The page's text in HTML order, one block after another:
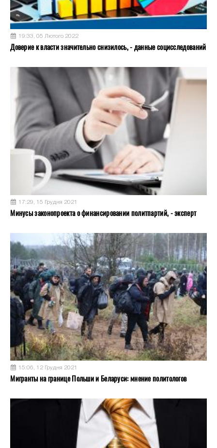
19:33, 05 Лютого 2022
Доверие к власти значительно снизилось, - данные социсследований
17:29, 15 Грудня 2021
Минусы законопроекта о финансировании политпартий, - эксперт
15:06, 12 Грудня 2021
Мигранты на границе Польши и Беларуси: мнение политологов